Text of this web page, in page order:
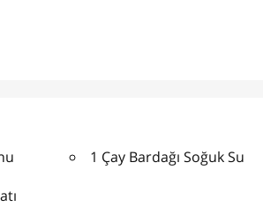
1 Çay Bardağı Soğuk Su